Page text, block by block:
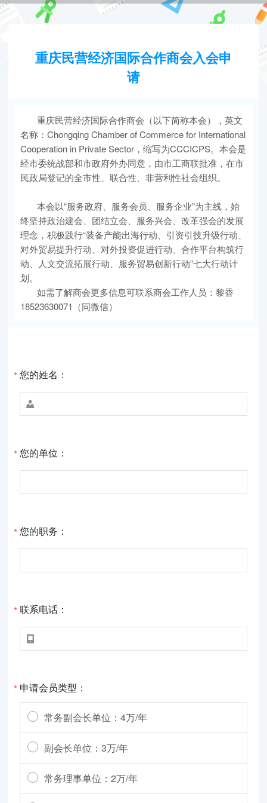
重庆民营经济国际合作商会入会申
请
重庆民营经济国际合作商会（以下简称本会），英文
名称：Chongqing Chamber of Commerce for International
Cooperation in Private Sector，缩写为CCCICPS。本会是
经市委统战部和市政府外办同意，由市工商联批准，在市
民政局登记的全市性、联合性、非营利性社会组织。
本会以“服务政府、服务会员、服务企业”为主线，始
终坚持政治建会、团结立会、服务兴会、改革强会的发展
理念，积极践行“装备产能出海行动、引资引技升级行动、
对外贸易提升行动、对外投资促进行动、合作平台构筑行
动、人文交流拓展行动、服务贸易创新行动”七大行动计
划。
如需了解商会更多信息可联系商会工作人员：黎香
18523630071（同微信）
*您的姓名：

*您的单位：
*您的职务：
*联系电话：

* 申请会员类型：
常务副会长单位：4万/年
副会长单位：3万/年
常务理事单位：2万/年